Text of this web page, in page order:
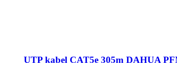
UTP kabel CAT5e 305m DAHUA